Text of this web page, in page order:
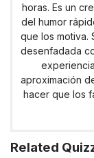
horas. Es un
del humor
que los motiva.
desenfadada
aproximación
hacer que los
Related